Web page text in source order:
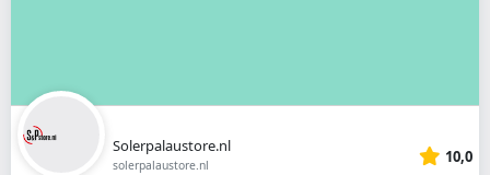
Solerpalaustore.nl
solerpalaustore.nl 10,0